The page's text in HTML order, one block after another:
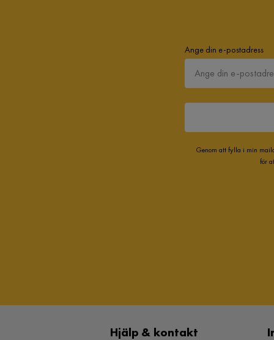
Ange din e-postadress
Genom att fylla i min
för
Hjälp & kontakt